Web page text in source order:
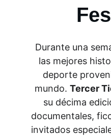
Durante una
las mejores
deporte
mundo. Tercer
su décima
documentales,
invitados